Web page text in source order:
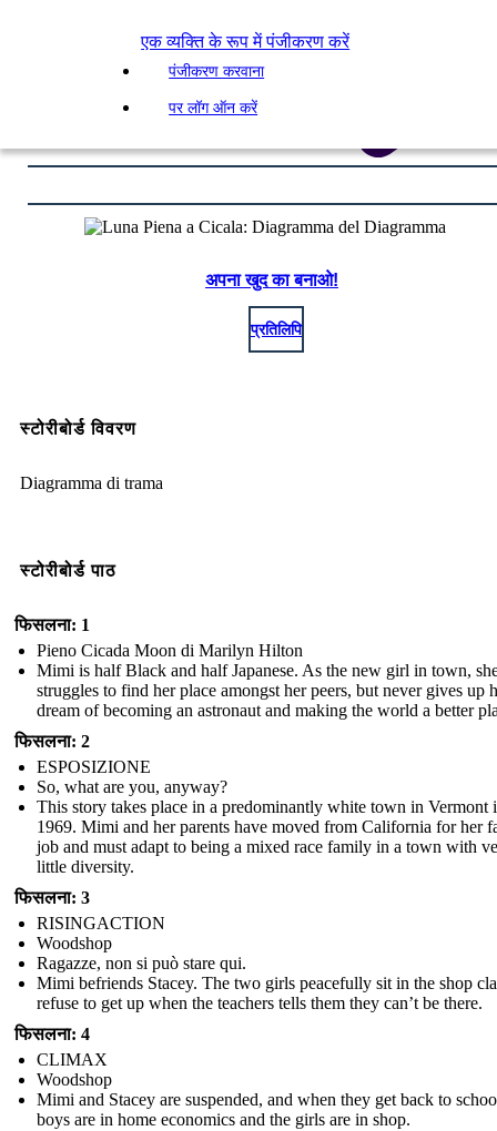
एक व्यक्ति के रूप में पंजीकरण करें
पंजीकरण करवाना
पर लॉग ऑन करें
अपना खुद का बनाओ!
प्रतिलिपि
स्टोरीबोर्ड विवरण
Diagramma di trama
स्टोरीबोर्ड पाठ
फिसलना: 1
Pieno Cicada Moon di Marilyn Hilton
Mimi is half Black and half Japanese. As the new girl in town,
struggles to find her place amongst her peers, but never gives up
dream of becoming an astronaut and making the world a better
फिसलना: 2
ESPOSIZIONE
So, what are you, anyway?
This story takes place in a predominantly white town in Vermont
1969. Mimi and her parents have moved from California for her
job and must adapt to being a mixed race family in a town with
little diversity.
फिसलना: 3
RISINGACTION
Woodshop
Ragazze, non si può stare qui.
Mimi befriends Stacey. The two girls peacefully sit in the shop
refuse to get up when the teachers tells them they can’t be there.
फिसलना: 4
CLIMAX
Woodshop
Mimi and Stacey are suspended, and when they get back to
boys are in home economics and the girls are in shop.